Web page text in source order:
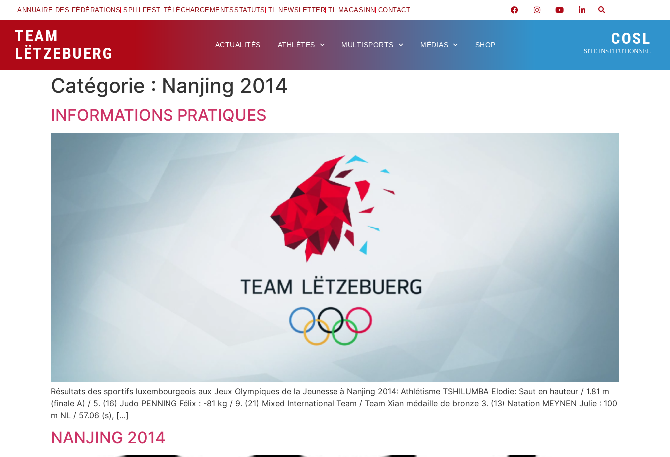
ANNUAIRE DES FÉDÉRATIONS SPILLFEST TÉLÉCHARGEMENTSSTATUTS TL NEWSLETTER TL MAGASINN CONTACT
TEAM
LËTZEBUERG
ACTUALITÉS ATHLÈTES MULTISPORTS MÉDIAS SHOP COSL
SITE INSTITUTIONNEL
Catégorie : Nanjing 2014
INFORMATIONS PRATIQUES
Résultats des sportifs luxembourgeois aux Jeux Olympiques de la Jeunesse à Nanjing 2014: Athlétisme TSHILUMBA Elodie: Saut en hauteur / 1.81 m
(finale A) / 5. (16) Judo PENNING Félix : -81 kg / 9. (21) Mixed International Team / Team Xian médaille de bronze 3. (13) Natation MEYNEN Julie : 100
m NL / 57.06 (s), […]
NANJING 2014